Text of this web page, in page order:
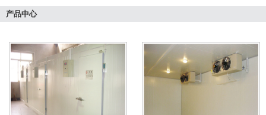
产品中心